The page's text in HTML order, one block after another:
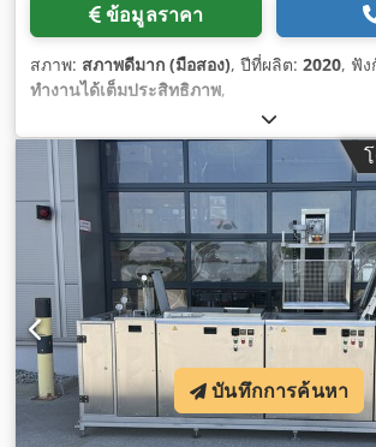
ข้อมูลราคา
สภาพ: สภาพดีมาก (มือสอง), ปีที่ผลิต: 2020, ฟั
ทำงานได้เต็มประสิทธิภาพ,
บันทึกการค้นหา